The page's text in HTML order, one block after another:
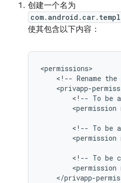
创建一个名为
使其包含以下内容：
<permissions
< ! -- Rename the
<privapp-
< ! -- To be
<permission
< ! -- To be
<permission
< ! -- To be
<permission
</privapp-